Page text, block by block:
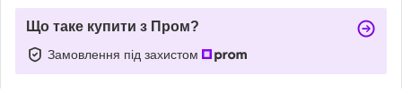
Що таке купити з Пром?
Замовлення під захистом